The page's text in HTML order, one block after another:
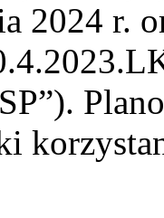
2024 r.